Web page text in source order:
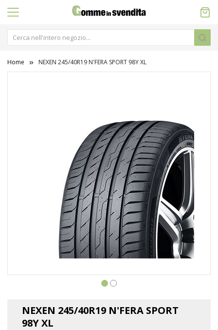
Home NEXEN 245/40R19 N'FERA SPORT 98Y XL
NEXEN 245/40R19 N'FERA SPORT
98Y XL
galleria